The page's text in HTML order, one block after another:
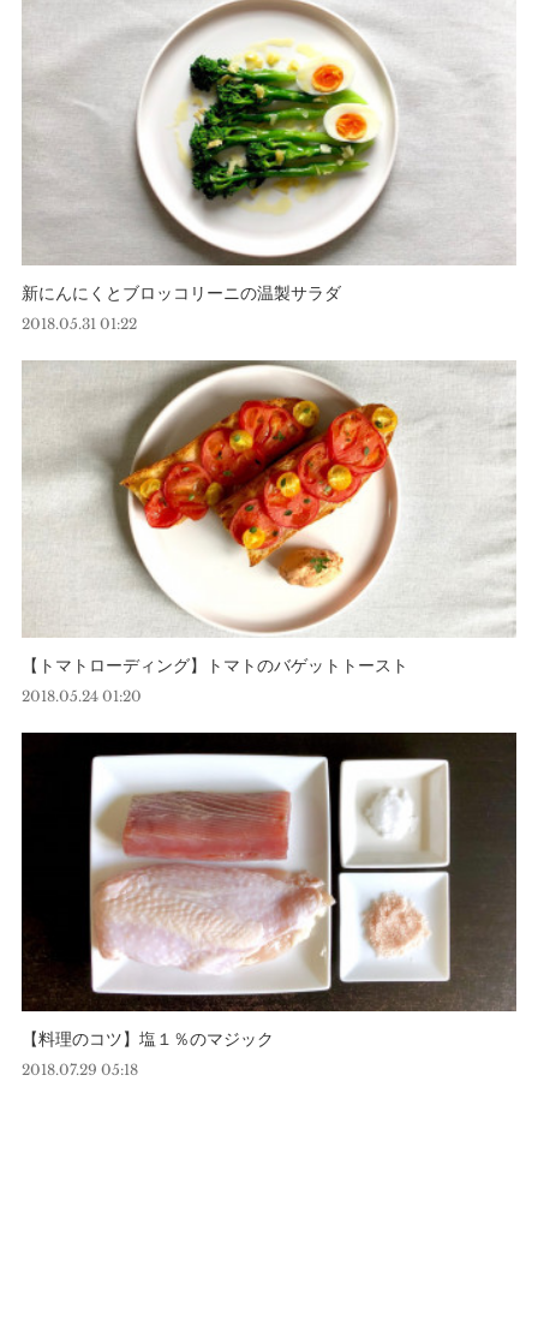
新にんにくとブロッコリーニの温製サラダ
2018.05.31 01:22
【トマトローディング】トマトのバゲットトースト
2018.05.24 01:20
【料理のコツ】塩１％のマジック
2018.07.29 05:18